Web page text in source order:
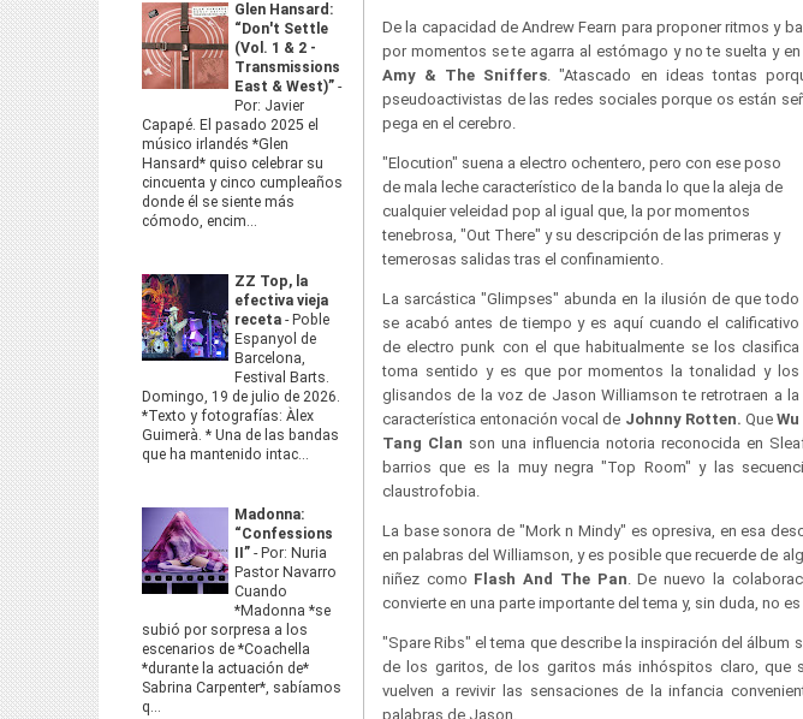
Glen Hansard:
“Don't Settle
(Vol. 1 & 2 -
Transmissions
East & West)” -
Por: Javier
Capapé. El pasado 2025 el
músico irlandés *Glen
Hansard* quiso celebrar su
cincuenta y cinco cumpleaños
donde él se siente más
cómodo, encim...
ZZ Top, la
efectiva vieja
receta - Poble
Espanyol de
Barcelona,
Festival Barts.
Domingo, 19 de julio de 2026.
*Texto y fotografías: Àlex
Guimerà. * Una de las bandas
que ha mantenido intac...
Madonna:
“Confessions
II” - Por: Nuria
Pastor Navarro
Cuando
*Madonna *se
subió por sorpresa a los
escenarios de *Coachella
*durante la actuación de*
Sabrina Carpenter*, sabíamos
q...
De la capacidad de Andrew Fearn para proponer ritmos y
por momentos se te agarra al estómago y no te suelta y
Amy & The Sniffers. "Atascado en ideas tontas
pseudoactivistas de las redes sociales porque os están
pega en el cerebro.
"Elocution" suena a electro ochentero, pero con ese poso
de mala leche característico de la banda lo que la aleja de
cualquier veleidad pop al igual que, la por momentos
tenebrosa, "Out There" y su descripción de las primeras y
temerosas salidas tras el confinamiento.
La sarcástica "Glimpses" abunda en la ilusión de que todo
se acabó antes de tiempo y es aquí cuando el calificativo
de electro punk con el que habitualmente se los clasifica
toma sentido y es que por momentos la tonalidad y los
glisandos de la voz de Jason Williamson te retrotraen a la
característica entonación vocal de Johnny Rotten. QueWu
Tang Clan son una influencia notoria reconocida en
barrios que es la muy negra "Top Room" y las
claustrofobia.
La base sonora de "Mork n Mindy" es opresiva, en esa
en palabras del Williamson, y es posible que recuerde de
niñez como Flash And The Pan. De nuevo la
convierte en una parte importante del tema y, sin duda, no
"Spare Ribs" el tema que describe la inspiración del álbum
de los garitos, de los garitos más inhóspitos claro, que
vuelven a revivir las sensaciones de la infancia
palabras de Jason.